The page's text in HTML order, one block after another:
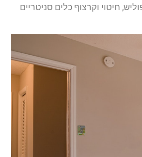
חיטוי וקרצוף כלים סניטריים